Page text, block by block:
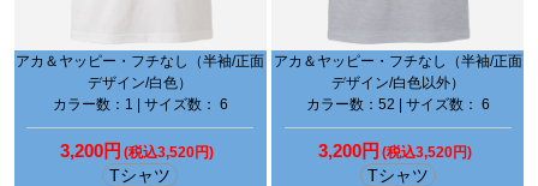
アカ＆ヤッピー・フチなし（半袖/正面
デザイン/白色）
カラー数：1 | サイズ数： 6
3,200円 (税込3,520円)
Tシャツ
アカ＆ヤッピー・フチなし（半袖/正面
デザイン/白色以外）
カラー数：52 | サイズ数： 6
3,200円 (税込3,520円)
Tシャツ